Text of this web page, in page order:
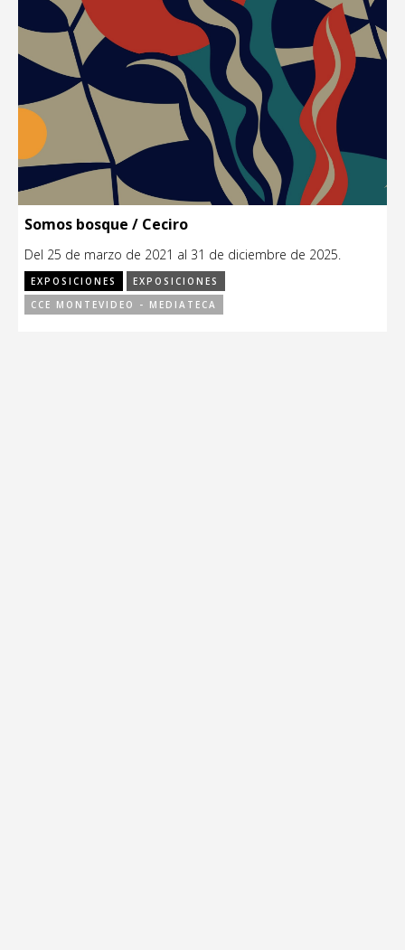
Somos bosque / Ceciro
Del 25 de marzo de 2021 al 31 de diciembre de 2025.
EXPOSICIONES
EXPOSICIONES
CCE MONTEVIDEO - MEDIATECA